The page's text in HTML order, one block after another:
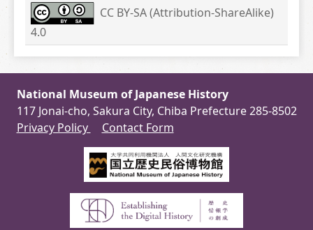
CC BY-SA (Attribution-ShareAlike)
4.0
National Museum of Japanese History
117 Jonai-cho, Sakura City, Chiba Prefecture 285-8502
Privacy Policy
Contact Form